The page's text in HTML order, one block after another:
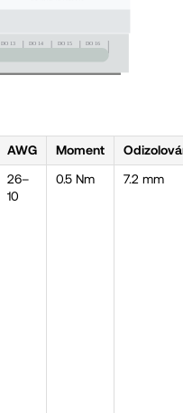
AWG Moment
26–
10
0.5 Nm 7.2 mm